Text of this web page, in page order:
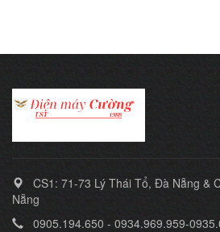
CS1: 71-73 Lý Thái Tổ, Đà Nẵng &
Nẵng
0905.194.650 - 0934.969.959-